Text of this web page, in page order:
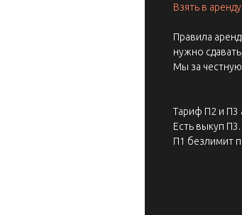
Взять в аренду
Правила
нужно
Мы за
Тариф П2 и П3
Есть выкуп П3.
П1 безлимит